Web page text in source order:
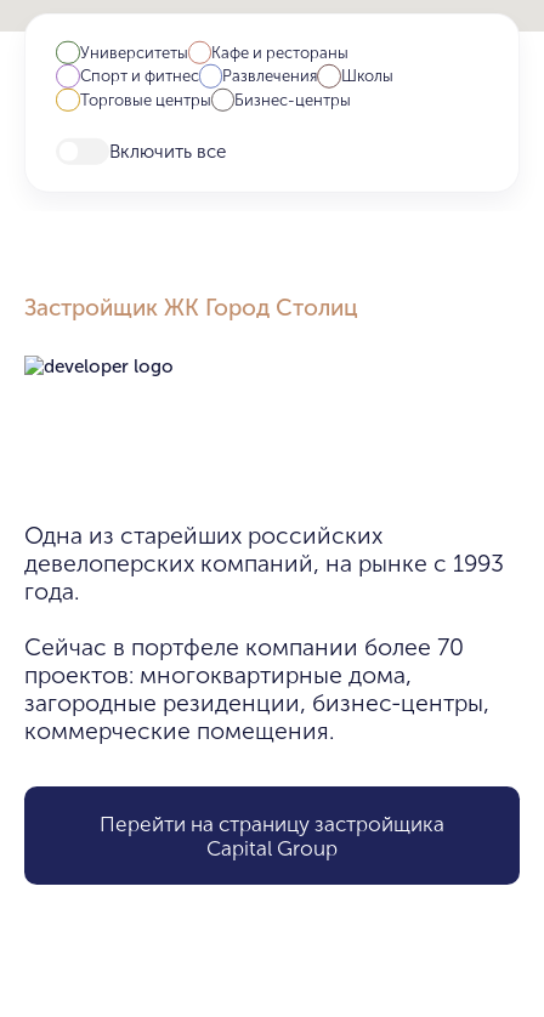
Университеты
Кафе и рестораны
Спорт и фитнес
Развлечения
Школы
Торговые центры
Бизнес-центры
Включить все
Застройщик ЖК Город Столиц
Одна из старейших российских
девелоперских компаний, на рынке с 1993
года.
Сейчас в портфеле компании более 70
проектов: многоквартирные дома,
загородные резиденции, бизнес-центры,
коммерческие помещения.
Перейти на страницу застройщика
Capital Group